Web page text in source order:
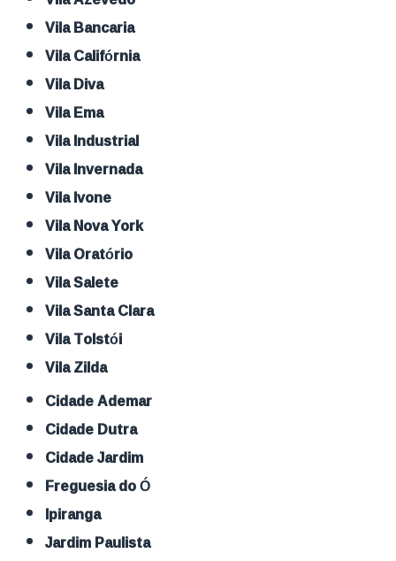
Vila Bancaria
Vila Califórnia
Vila Diva
Vila Ema
Vila Industrial
Vila Invernada
Vila Ivone
Vila Nova York
Vila Oratório
Vila Salete
Vila Santa Clara
Vila Tolstói
Vila Zilda
Cidade Ademar
Cidade Dutra
Cidade Jardim
Freguesia do Ó
Ipiranga
Jardim Paulista